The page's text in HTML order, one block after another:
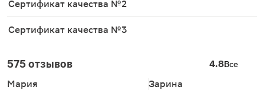
Сертификат качества №2
Сертификат качества №3
575 отзывов 4.8Все
Мария Зарина